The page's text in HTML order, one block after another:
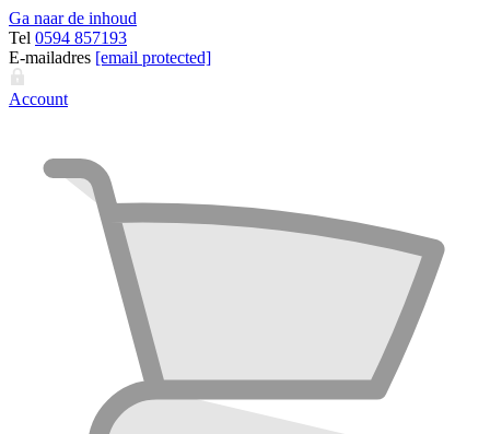
Ga naar de inhoud
Tel 0594 857193
E-mailadres [email protected]
Account